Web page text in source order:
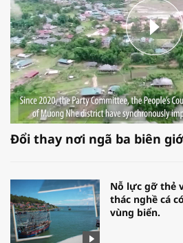
Đổi thay nơi ngã ba biên
Nỗ lực gỡ thẻ
thác nghề cá
vùng biển.